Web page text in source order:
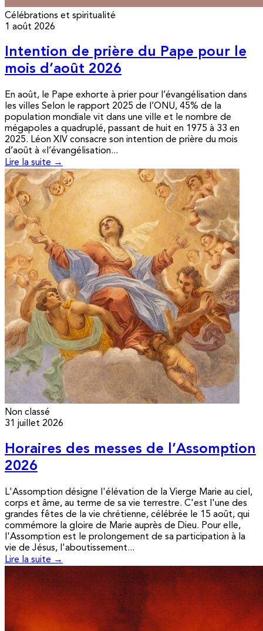
Célébrations et spiritualité
1 août 2026
Intention de prière du Pape pour le
mois d’août 2026
En août, le Pape exhorte à prier pour l’évangélisation dans
les villes Selon le rapport 2025 de l’ONU, 45% de la
population mondiale vit dans une ville et le nombre de
mégapoles a quadruplé, passant de huit en 1975 à 33 en
2025. Léon XIV consacre son intention de prière du mois
d’août à «l’évangélisation...
Lire la suite →
Non classé
31 juillet 2026
Horaires des messes de l’Assomption
2026
L'Assomption désigne l'élévation de la Vierge Marie au ciel,
corps et âme, au terme de sa vie terrestre. C'est l'une des
grandes fêtes de la vie chrétienne, célébrée le 15 août, qui
commémore la gloire de Marie auprès de Dieu. Pour elle,
l'Assomption est le prolongement de sa participation à la
vie de Jésus, l'aboutissement...
Lire la suite →